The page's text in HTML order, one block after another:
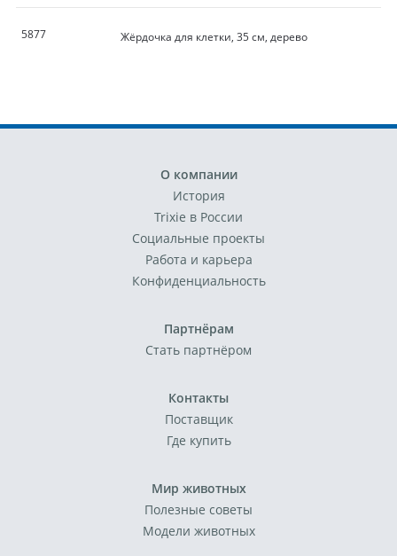
5877 Жёрдочка для клетки, 35 см, дерево
О компании
История
Trixie в России
Социальные проекты
Работа и карьера
Конфиденциальность
Партнёрам
Стать партнёром
Контакты
Поставщик
Где купить
Мир животных
Полезные советы
Модели животных